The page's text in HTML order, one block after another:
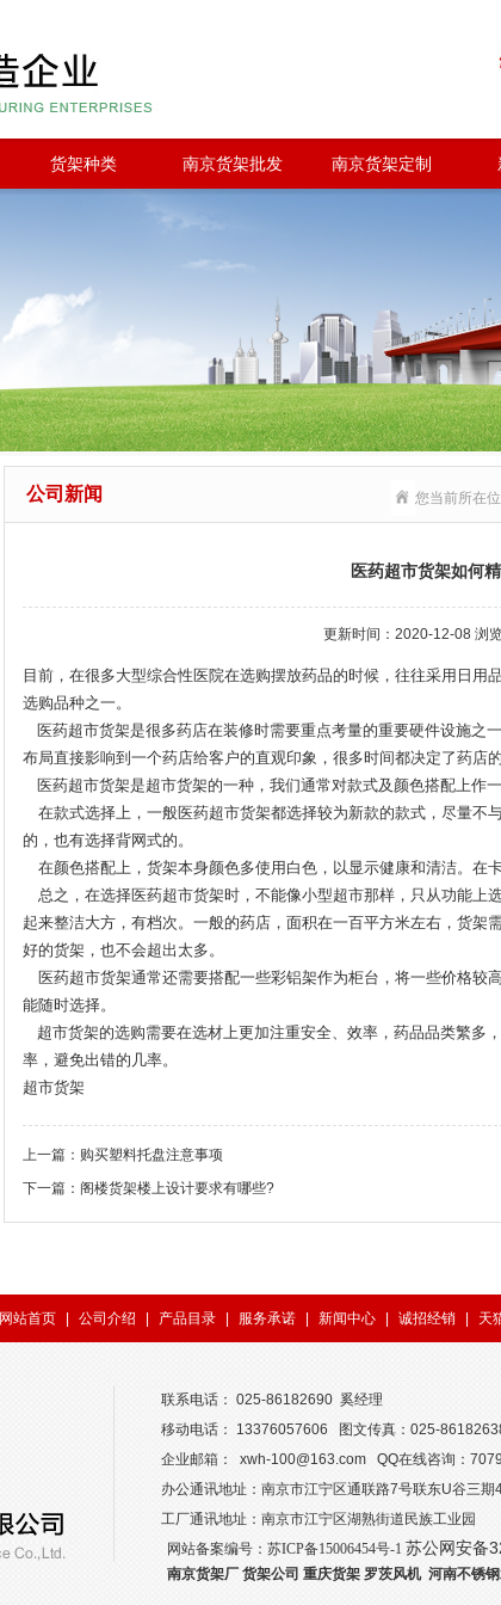
货架种类 南京货架批发 南京货架定制
公司新闻 您当前所在
医药超市货架如何
更新时间：2020-12-08 浏览
目前，在很多大型综合性医院在选购摆放药品的时候，往往采用日用
选购品种之一。
医药超市货架是很多药店在装修时需要重点考量的重要硬件设施之
布局直接影响到一个药店给客户的直观印象，很多时间都决定了药店
医药超市货架是超市货架的一种，我们通常对款式及颜色搭配上作
在款式选择上，一般医药超市货架都选择较为新款的款式，尽量不
的，也有选择背网式的。
在颜色搭配上，货架本身颜色多使用白色，以显示健康和清洁。在
总之，在选择医药超市货架时，不能像小型超市那样，只从功能上
起来整洁大方，有档次。一般的药店，面积在一百平方米左右，货架
好的货架，也不会超出太多。
医药超市货架通常还需要搭配一些彩铝架作为柜台，将一些价格较
能随时选择。
超市货架的选购需要在选材上更加注重安全、效率，药品品类繁多
率，避免出错的几率。
超市货架
上一篇： 购买塑料托盘注意事项
下一篇： 阁楼货架楼上设计要求有哪些?
网站首页 公司介绍 产品目录 服务承诺 新闻中心 诚招经销 天
联系电话： 025-86182690 奚经理
移动电话： 13376057606 图文传真：025-
企业邮箱： xwh-100@163.com QQ在线咨询：
办公通讯地址：南京市江宁区通联路7号联东U谷三期
工厂通讯地址：南京市江宁区湖熟街道民族工业园
网站备案编号： 苏ICP备15006454号-1 苏公网安备
南京货架厂 货架公司 重庆货架 罗茨风机 河南不锈